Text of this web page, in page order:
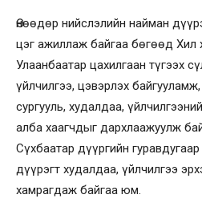
Өнөөдөр нийслэлийн найман
цэг ажиллаж байгаа бөгөөд Хил
Улаанбаатар цахилгаан түгээх
үйлчилгээ, цэвэрлэх
сургууль, худалдаа,
алба хаагчдыг дархлаажуулж
Сүхбаатар дүүргийн
дүүрэгт худалдаа, үйлчилгээ
хамрагдаж байгаа юм.